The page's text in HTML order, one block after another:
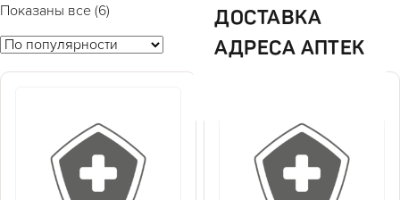
ДОСТАВКА
АДРЕСА АПТЕК
Показаны все (6)